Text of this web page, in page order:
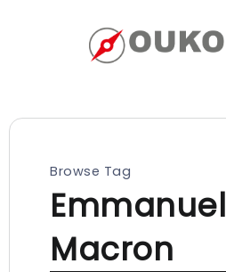
Browse Tag
Emmanuel
Macron